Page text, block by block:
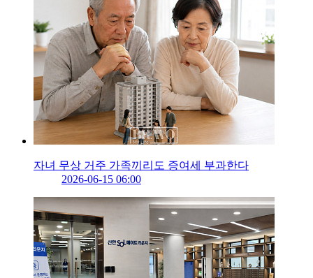
자녀 무상 거주 가족끼리도 증여세 부과한다
2026-06-15 06:00